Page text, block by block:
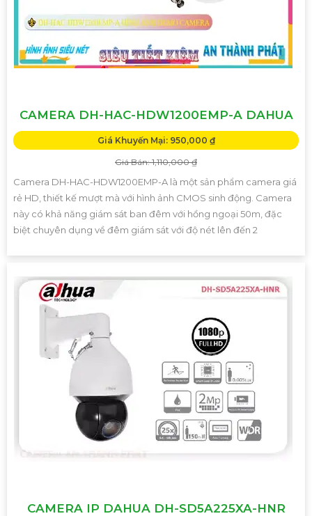
CAMERA DH-HAC-HDW1200EMP-A DAHUA
Giá Khuyến Mại: 950,000 ₫
Giá Bán: 1,110,000 ₫
Camera DH-HAC-HDW1200EMP-A là một sản phẩm camera giá
rẻ HD, thiết kế mượt mà với hình ảnh CMOS sinh động. Camera
này có khả năng giám sát ban đêm với hồng ngoại 50m, đặc
biệt chuyên dụng về đêm giám sát với độ nét lên đến 2
CAMERA IP DAHUA DH-SD5A225XA-HNR